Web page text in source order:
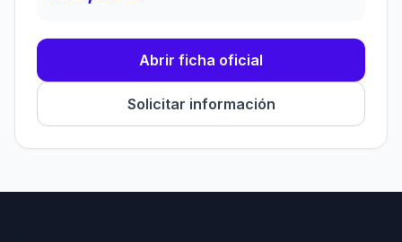
Abrir ficha oficial
Solicitar información